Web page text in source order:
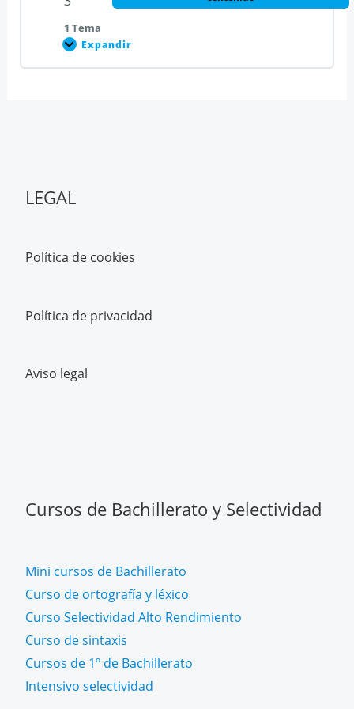
1 Tema
Expandir
Semana
LEGAL
Política de cookies
Política de privacidad
Aviso legal
Cursos de Bachillerato y Selectividad
Mini cursos de Bachillerato
Curso de ortografía y léxico
Curso Selectividad Alto Rendimiento
Curso de sintaxis
Cursos de 1º de Bachillerato
Intensivo selectividad